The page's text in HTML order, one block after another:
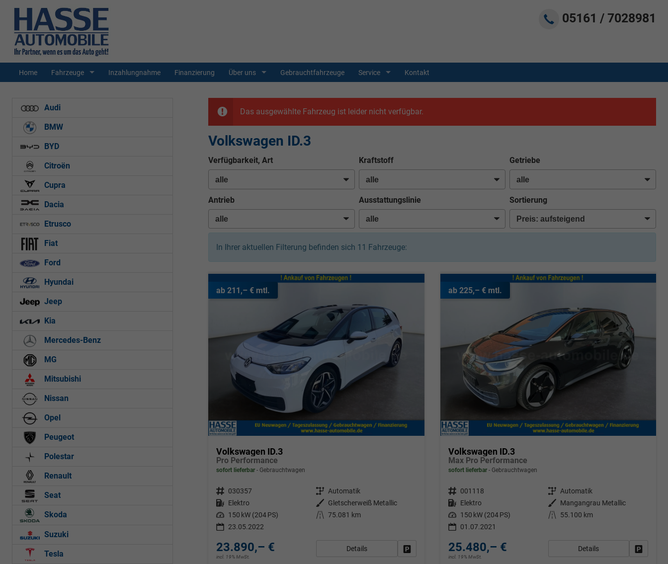
05161 / 7028981
Home Fahrzeuge Inzahlungnahme Finanzierung Über uns Gebrauchtfahrzeuge Service Kontakt
Das ausgewählte Fahrzeug ist leider nicht verfügbar.
Volkswagen ID.3
Verfügbarkeit, Art Kraftstoff Getriebe
Antrieb Ausstattungslinie Sortierung
In Ihrer aktuellen Filterung befinden sich 11 Fahrzeuge:
ab 211,– € mtl.
Volkswagen ID.3
Pro Performance
sofort lieferbar Gebrauchtwagen
Fahrzeugnr. 030357 Getriebe Automatik
Kraftstoff Elektro Außenfarbe
Gletscherweiß Metallic
Leistung 150 kW (204 PS) Kilometerstand 75.081 km
23.05.2022
23.890,– €
incl. 19% MwSt.
Details Fahrzeug parken
ab 225,– € mtl.
Volkswagen ID.3
Max Pro Performance
sofort lieferbar Gebrauchtwagen
Fahrzeugnr. 001118 Getriebe Automatik
Kraftstoff Elektro Außenfarbe
Mangangrau Metallic
Leistung 150 kW (204 PS) Kilometerstand
55.100 km
01.07.2021
25.480,– €
incl. 19% MwSt.
Details
Audi
BMW
BYD
Citroën
Cupra
Dacia
Etrusco
Fiat
Ford
Hyundai
Jeep
Kia
Mercedes-Benz
MG
Mitsubishi
Nissan
Opel
Peugeot
Polestar
Renault
Seat
Skoda
Suzuki
Tesla